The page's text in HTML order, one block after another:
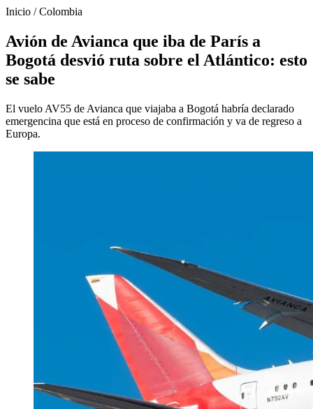
Inicio /Colombia
Avión de Avianca que iba de París a
Bogotá desvió ruta sobre el Atlántico: esto
se sabe
El vuelo AV55 de Avianca que viajaba a Bogotá habría declarado
emergencina que está en proceso de confirmación y va de regreso a
Europa.